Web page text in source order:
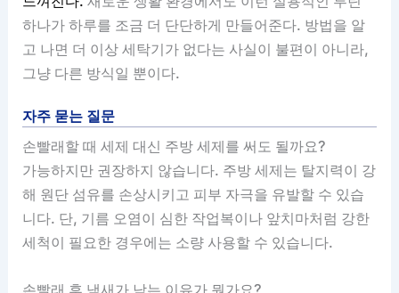
하나가 하루를 조금 더 단단하게 만들어준다. 방법을 알
고 나면 더 이상 세탁기가 없다는 사실이 불편이 아니라,
그냥 다른 방식일 뿐이다.
자주 묻는 질문
손빨래할 때 세제 대신 주방 세제를 써도 될까요?
가능하지만 권장하지 않습니다. 주방 세제는 탈지력이 강
해 원단 섬유를 손상시키고 피부 자극을 유발할 수 있습
니다. 단, 기름 오염이 심한 작업복이나 앞치마처럼 강한
세척이 필요한 경우에는 소량 사용할 수 있습니다.